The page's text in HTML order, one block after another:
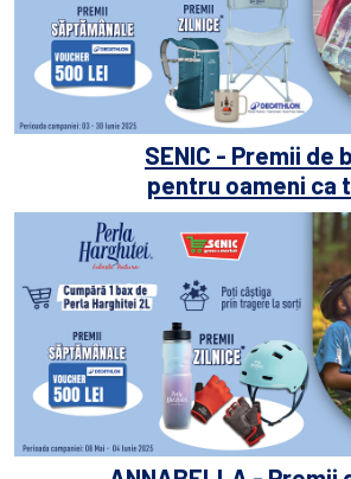
SENIC - Premii de
pentru oameni ca